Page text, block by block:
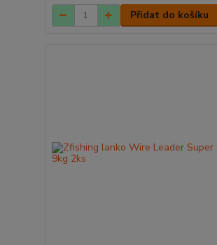
Přidat do košíku